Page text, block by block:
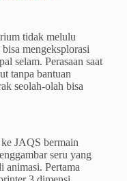
tidak melulu
mengeksplorasi
selam. Perasaan saat
tanpa bantuan
seolah-olah bisa
JAQS bermain
seru yang
animasi. Pertama